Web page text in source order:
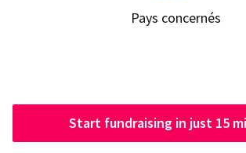
Pays concernés
Start fundraising in just 15